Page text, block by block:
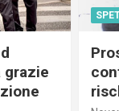
grazie